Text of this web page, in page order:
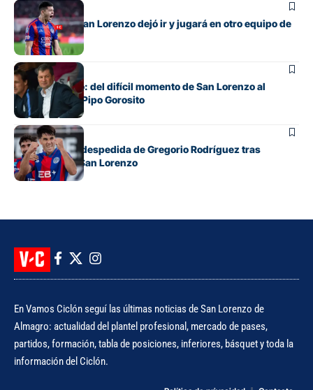
Fútbol
El lateral que San Lorenzo dejó ir y jugará en otro equipo de
Primera
Fútbol
Pampa Biaggio: del difícil momento de San Lorenzo al
respaldo para Pipo Gorosito
Fútbol
El mensaje de despedida de Gregorio Rodríguez tras
rescindir con San Lorenzo
En Vamos Ciclón seguí las últimas noticias de San Lorenzo de
Almagro: actualidad del plantel profesional, mercado de pases,
partidos, formación, tabla de posiciones, inferiores, básquet y toda la
información del Ciclón.